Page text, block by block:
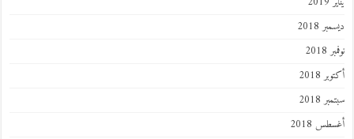
ديسمبر 2018
نوفمبر 2018
أكتوبر 2018
سبتمبر 2018
أغسطس 2018